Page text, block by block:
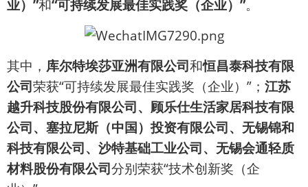
业）”和“可持续发展最佳实践奖（企业）”。
其中， 库尔特埃莎亚洲有限公司和恒昌泰科技有限
公司荣获“可持续发展最佳实践奖（企业）”； 江苏
越升科技股份有限公司、顾乐仕生活家居科技有限
公司、塞拉尼斯（中国）投资有限公司、无锡锦和
科技有限公司、沙特基础工业公司、无锡会通轻质
材料股份有限公司分别荣获“技术创新奖（企